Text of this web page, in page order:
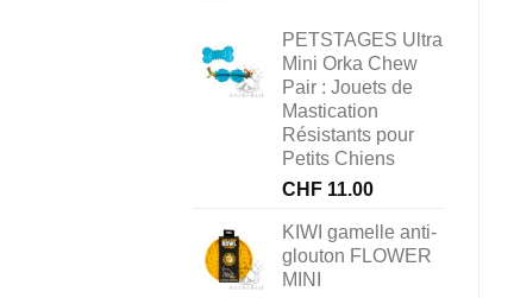
PETSTAGES Ultra
Mini Orka Chew
Pair : Jouets de
Mastication
Résistants pour
Petits Chiens
CHF 11.00
KIWI gamelle anti-
glouton FLOWER
MINI